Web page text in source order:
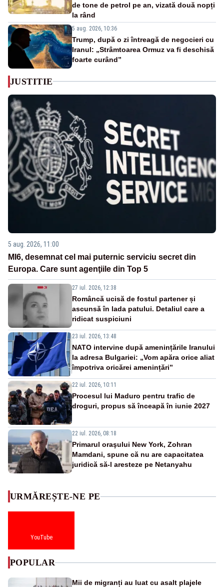
de tone de petrol pe an, vizată două nopți
la rând
5 aug. 2026, 10:36
Trump, după o zi întreagă de negocieri cu
Iranul: „Strâmtoarea Ormuz va fi deschisă
foarte curând”
JUSTITIE
5 aug. 2026, 11:00
MI6, desemnat cel mai puternic serviciu secret din
Europa. Care sunt agenţiile din Top 5
27 iul. 2026, 12:38
Româncă ucisă de fostul partener și
ascunsă în lada patului. Detaliul care a
ridicat suspiciuni
23 iul. 2026, 13:48
NATO intervine după amenințările Iranului
la adresa Bulgariei: „Vom apăra orice aliat
împotriva oricărei amenințări”
22 iul. 2026, 10:11
Procesul lui Maduro pentru trafic de
droguri, propus să înceapă în iunie 2027
22 iul. 2026, 08:18
Primarul oraşului New York, Zohran
Mamdani, spune că nu are capacitatea
juridică să-l aresteze pe Netanyahu
URMĂREȘTE-NE PE
YouTube
POPULAR
Mii de migranți au luat cu asalt plajele